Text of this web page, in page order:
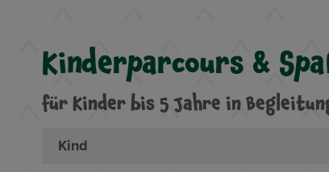
Kinderparcours &
für Kinder bis 5 Jahre in
Kind